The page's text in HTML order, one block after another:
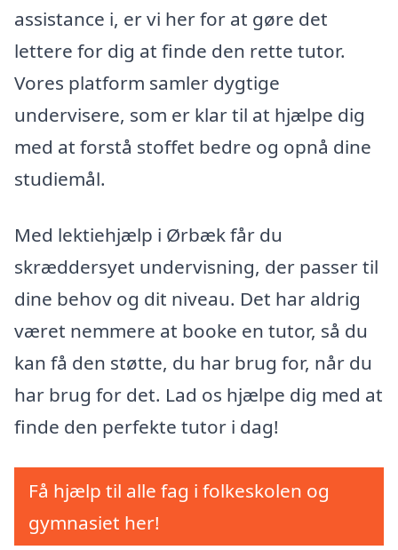
assistance i, er vi her for at gøre det
lettere for dig at finde den rette tutor.
Vores platform samler dygtige
undervisere, som er klar til at hjælpe dig
med at forstå stoffet bedre og opnå dine
studiemål.
Med lektiehjælp i Ørbæk får du
skræddersyet undervisning, der passer til
dine behov og dit niveau. Det har aldrig
været nemmere at booke en tutor, så du
kan få den støtte, du har brug for, når du
har brug for det. Lad os hjælpe dig med at
finde den perfekte tutor i dag!
Få hjælp til alle fag i folkeskolen og
gymnasiet her!